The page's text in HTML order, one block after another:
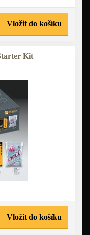
Vložit do košíku
Kit
Vložit do košíku